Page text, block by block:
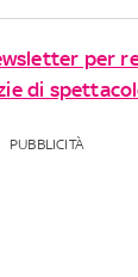
per
di
PUBBLICITÀ